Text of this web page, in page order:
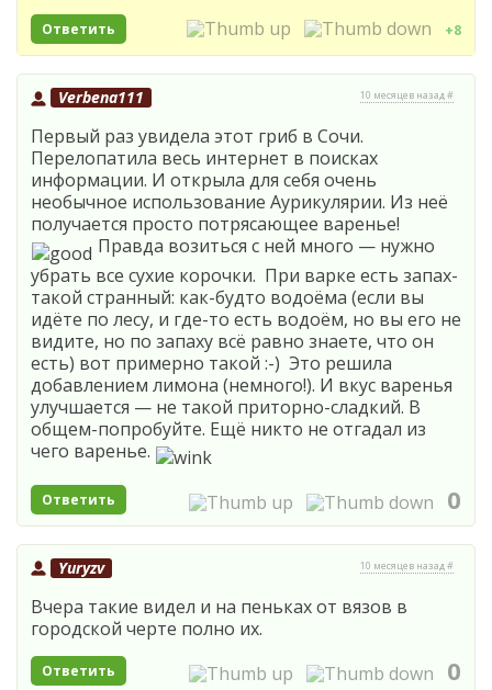
Ответить +8
Verbena111 10 месяцев назад #
Первый раз увидела этот гриб в Сочи.
Перелопатила весь интернет в поисках
информации. И открыла для себя очень
необычное использование Аурикулярии. Из неё
получается просто потрясающее варенье!
Правда возиться с ней много — нужно
убрать все сухие корочки. При варке есть запах-
такой странный: как-будто водоёма (если вы
идёте по лесу, и где-то есть водоём, но вы его не
видите, но по запаху всё равно знаете, что он
есть) вот примерно такой :-) Это решила
добавлением лимона (немного!). И вкус варенья
улучшается — не такой приторно-сладкий. В
общем-попробуйте. Ещё никто не отгадал из
чего варенье.
Ответить 0
Yuryzv 10 месяцев назад #
Вчера такие видел и на пеньках от вязов в
городской черте полно их.
Ответить 0